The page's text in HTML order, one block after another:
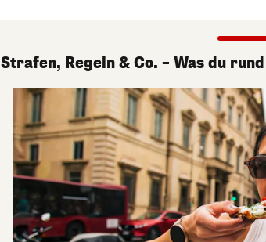
Strafen, Regeln & Co. – Was du